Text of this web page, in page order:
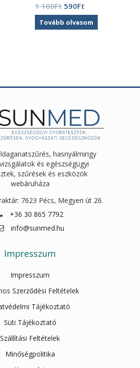
1 100Ft Original
price
was:
590FtCurrent
price
is:
Tovább olvasom
hasnyálmirigy
és egészségügyi
szűrések és eszközök
webáruháza
7623 Pécs, Megyeri út 26.
+36 30 865 7792
info@sunmed.hu
Impresszum
Impresszum
Szerződési Feltételek
Tájékoztató
Süti Tájékoztató
Szállítási Feltételek
Minőségpolitika